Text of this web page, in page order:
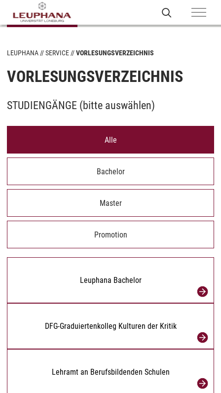
LEUPHANA SERVICE VORLESUNGSVERZEICHNIS
VORLESUNGSVERZEICHNIS
STUDIENGÄNGE (bitte auswählen)
Alle
Bachelor
Master
Promotion
Leuphana Bachelor
DFG-Graduiertenkolleg Kulturen der Kritik
Lehramt an Berufsbildenden Schulen